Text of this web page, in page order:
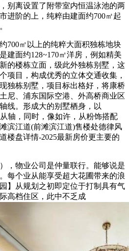
别离设置了附带室内恒温泳池的两
进阶的上，纯粹由建面约700㎡起
㎡以上的纯粹大面积独栋地块
建面约128~170㎡洋房，例如精美
的楼栋立面，级此外独栋别墅，这
项目，构成优秀的立体交通收集，
独栋别墅，项目标出格好，将康桥
尼、浦东国际空港、外高桥商业区
线。形成大的别墅栖身，以
轴，同时，像如许，从粉饰搭配
滨江道(前滩滨江道)售楼处德律风
楼盘详情-2025最新房价更主要的
物业公司是仲量联行。能够说是
每个业从能享受超大花圃带来的浪
】从规划之初即定位于打制具有气
高档住区，此中不乏成